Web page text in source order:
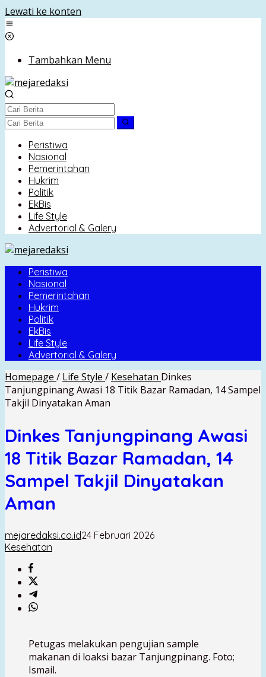
Lewati ke konten
Tambahkan Menu
Peristiwa
Nasional
Pemerintahan
Hukrim
Politik
EkBis
Life Style
Advertorial & Galery
Peristiwa
Nasional
Pemerintahan
Hukrim
Politik
EkBis
Life Style
Advertorial & Galery
Homepage / Life Style / Kesehatan Dinkes
Tanjungpinang Awasi 18 Titik Bazar Ramadan, 14 Sampel
Takjil Dinyatakan Aman
Dinkes Tanjungpinang Awasi
18 Titik Bazar Ramadan, 14
Sampel Takjil Dinyatakan
Aman
mejaredaksi.co.id24 Februari 2026
Kesehatan
Petugas melakukan pengujian sample
makanan di loaksi bazar Tanjungpinang. Foto;
Ismail.